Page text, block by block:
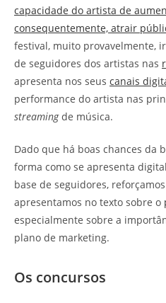
capacidade do artista de
consequentemente, atrair
festival, muito provavelmente,
de seguidores dos artistas nas
apresenta nos seus canais
performance do artista nas
streamingde música.
Dado que há boas chances da
forma como se apresenta
base de seguidores,
apresentamos no texto sobre o
especialmente sobre a
plano de marketing.
Os concursos